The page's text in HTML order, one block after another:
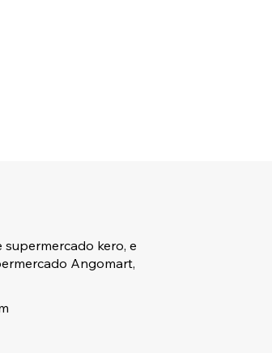
kero, e
Angomart,